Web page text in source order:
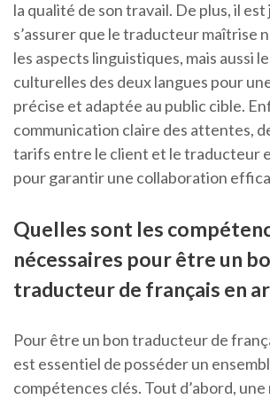
la qualité de son travail. De plus, il
s’assurer que le traducteur maîtrise
les aspects linguistiques, mais aussi
culturelles des deux langues pour
précise et adaptée au public cible.
communication claire des attentes,
tarifs entre le client et le traducteur
pour garantir une collaboration
Quelles sont les
nécessaires pour être un
traducteur de français en
Pour être un bon traducteur de
est essentiel de posséder un
compétences clés. Tout d’abord,